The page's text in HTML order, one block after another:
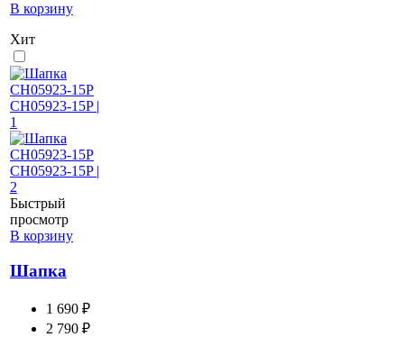
В корзину
Хит
Быстрый
просмотр
В корзину
Шапка
1 690 ₽
2 790 ₽